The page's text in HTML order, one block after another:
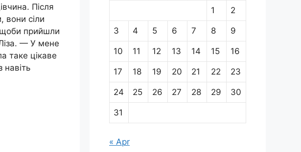
Після
вони сіли
щоби прийшли
— У мене
таке цікаве
1 2
3 4 5 6 7 8 9
10 11 12 13 14 15 16
17 18 19 20 21 22 23
24 25 26 27 28 29 30
31
« Apr